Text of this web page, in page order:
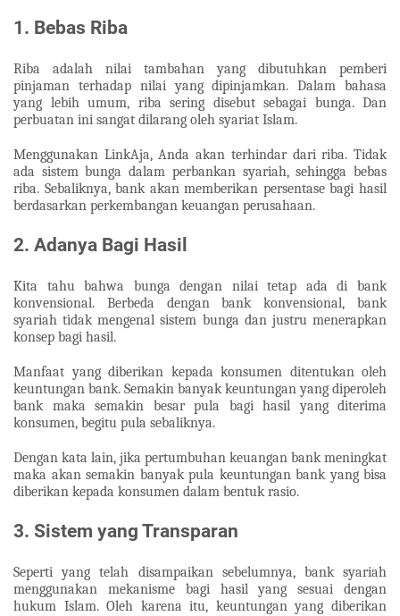
1. Bebas Riba
Riba adalah nilai tambahan yang dibutuhkan pemberi
pinjaman terhadap nilai yang dipinjamkan. Dalam bahasa
yang lebih umum, riba sering disebut sebagai bunga. Dan
perbuatan ini sangat dilarang oleh syariat Islam.
Menggunakan LinkAja, Anda akan terhindar dari riba. Tidak
ada sistem bunga dalam perbankan syariah, sehingga bebas
riba. Sebaliknya, bank akan memberikan persentase bagi hasil
berdasarkan perkembangan keuangan perusahaan.
2. Adanya Bagi Hasil
Kita tahu bahwa bunga dengan nilai tetap ada di bank
konvensional. Berbeda dengan bank konvensional, bank
syariah tidak mengenal sistem bunga dan justru menerapkan
konsep bagi hasil.
Manfaat yang diberikan kepada konsumen ditentukan oleh
keuntungan bank. Semakin banyak keuntungan yang diperoleh
bank maka semakin besar pula bagi hasil yang diterima
konsumen, begitu pula sebaliknya.
Dengan kata lain, jika pertumbuhan keuangan bank meningkat
maka akan semakin banyak pula keuntungan bank yang bisa
diberikan kepada konsumen dalam bentuk rasio.
3. Sistem yang Transparan
Seperti yang telah disampaikan sebelumnya, bank syariah
menggunakan mekanisme bagi hasil yang sesuai dengan
hukum Islam. Oleh karena itu, keuntungan yang diberikan